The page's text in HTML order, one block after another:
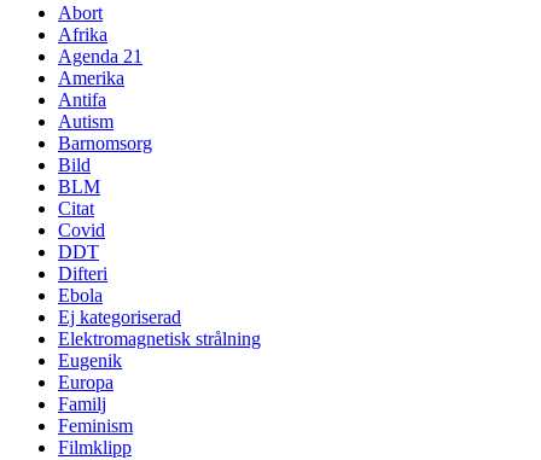
Abort
Afrika
Agenda 21
Amerika
Antifa
Autism
Barnomsorg
Bild
BLM
Citat
Covid
DDT
Difteri
Ebola
Ej kategoriserad
Elektromagnetisk strålning
Eugenik
Europa
Familj
Feminism
Filmklipp